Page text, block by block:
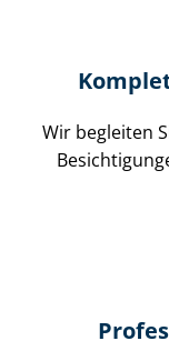
Wir begleiten